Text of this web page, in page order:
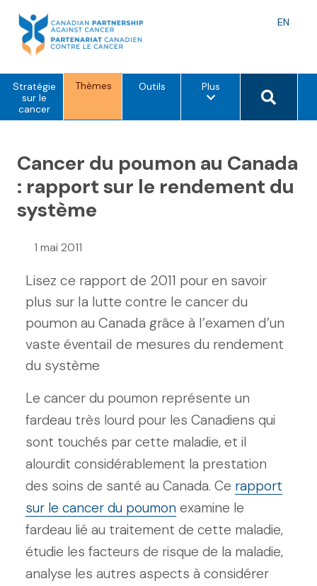
content
EN
Stratégie
sur le
cancer
Thèmes Outils Pluso
i
m
Search
Cancer du poumon au Canada
: rapport sur le rendement du
système
1 mai 2011
Lisez ce rapport de 2011 pour en savoir
plus sur la lutte contre le cancer du
poumon au Canada grâce à l’examen d’un
vaste éventail de mesures du rendement
du système
Le cancer du poumon représente un
fardeau très lourd pour les Canadiens qui
sont touchés par cette maladie, et il
alourdit considérablement la prestation
des soins de santé au Canada. Ce rapport
sur le cancer du poumon examine le
fardeau lié au traitement de cette maladie,
étudie les facteurs de risque de la maladie,
analyse les autres aspects à considérer